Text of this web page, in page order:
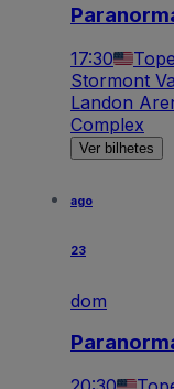
17:30
Stormont
Landon
Complex
Ver bilhetes
ago
23
dom